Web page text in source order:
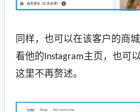
同样，也可以在该客户的商
看他的 Instagram主页，也可
这里不再赘述。